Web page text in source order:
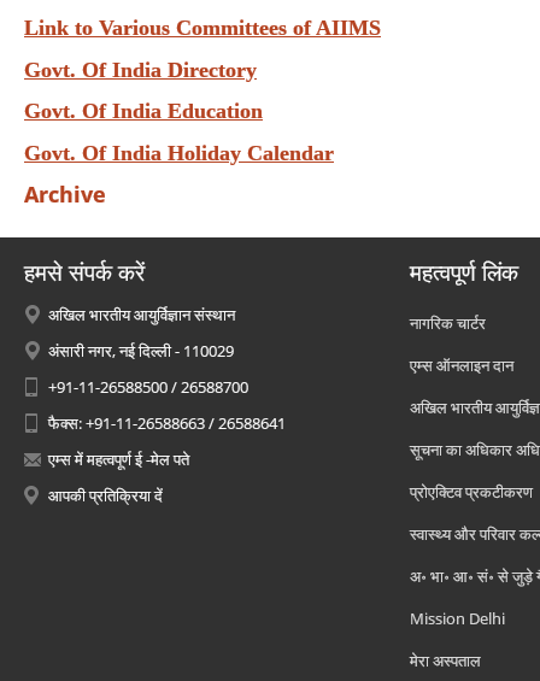
Link to Various Committees of AIIMS
Govt. Of India Directory
Govt. Of India Education
Govt. Of India Holiday Calendar
Archive
हमसे संपर्क करें
अखिल भारतीय आयुर्विज्ञान संस्थान
अंसारी नगर, नई दिल्ली - 110029
+91-11-26588500 / 26588700
फैक्स: +91-11-26588663 / 26588641
एम्स में महत्वपूर्ण ई -मेल पते
आपकी प्रतिक्रिया दें
महत्वपूर्ण लिंक
नागरिक चार्टर
एम्स ऑनलाइन दान
अखिल भारतीय
सूचना का अधिकार
प्रोएक्टिव प्रकटीकरण
स्वास्थ्य और परिवार
अ॰ भा॰ आ॰ सं॰ से जुड़े
Mission Delhi
मेरा अस्पताल